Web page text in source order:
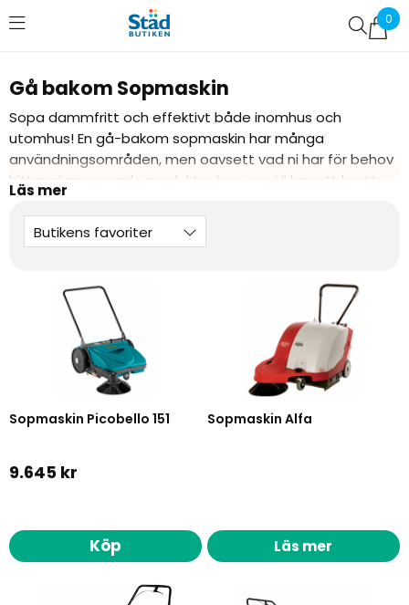
0
Favoriter (0)
Gå bakom Sopmaskin
Sopa dammfritt och effektivt både inomhus och
utomhus! En gå-bakom sopmaskin har många
användningsområden, men oavsett vad ni har för behov
hittar ni anpassade produkter hos oss. Vi har ett brett
sortiment av sopmaskiner som man går bakom. Allt från
helt manuella till motordrivna sopmaskiner.
Specialanpassade sopmaskiner för heltäckningsmattor,
bakom sopmaskiner med enkla reglage för enkel
hantering.
Hitta din sopmaskin i vårt noga utvalda sortiment
Behöver ni hjälp att välja ut en gå-bakom sopmaskin till
er verksamhet? Kontakta oss! Vår kunniga personal har
kunskapen att förse er med en sopmaskin som passar
era behov.
Butikens favoriter
Sopmaskin Picobello 151
9.645 kr
Köp
Sopmaskin Alfa
Läs mer